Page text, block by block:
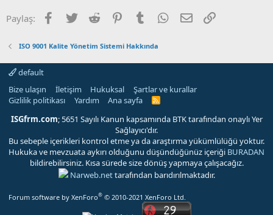
Paylaş: Facebook
Twitter Reddit PinterestTumblr WhatsApp
E-posta
ISO 9001 Kalite Yönetim Sistemi Hakkında
default
Bize ulaşın
İletişim Hukuksal
Şartlar ve kurallar
Gizlilik politikası
Yardım Ana sayfa
R
S
ISGfrm.com; 5651 Sayılı Kanun kapsamında BTK tarafından onaylı Yer
Sağlayıcı'dır.
Bu sebeple içerikleri kontrol etme ya da araştırma yükümlülüğü yoktur.
Hukuka ve mevzuata aykırı olduğunu düşündüğünüz içeriği BURADAN
bildirebilirsiniz. Kısa sürede size dönüş yapmaya çalışacağız.
Narweb.nettarafından barıdırılmaktadır.
Forum software by XenForo® © 2010-2021 XenForo Ltd.